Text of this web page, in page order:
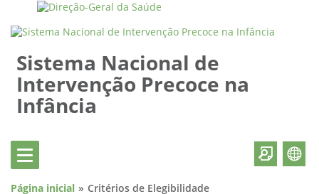
Sistema Nacional de
Intervenção Precoce na
Infância
Página inicial Critérios de Elegibilidade